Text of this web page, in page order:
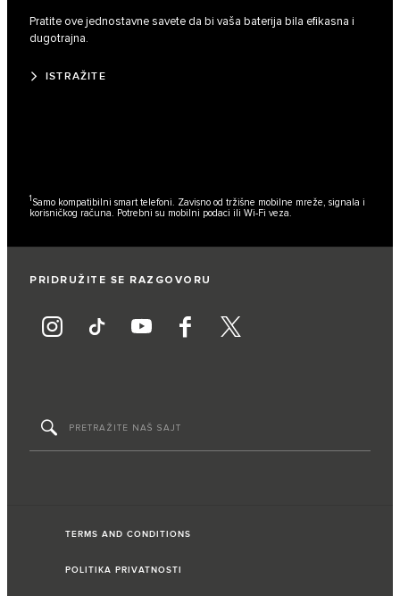
Pratite ove jednostavne savete da bi vaša baterija bila efikasna i
dugotrajna.
ISTRAŽITE
1Samo kompatibilni smart telefoni. Zavisno od tržišne mobilne mreže, signala i
korisničkog računa. Potrebni su mobilni podaci ili Wi-Fi veza.
PRIDRUŽITE SE RAZGOVORU
TERMS AND CONDITIONS
POLITIKA PRIVATNOSTI